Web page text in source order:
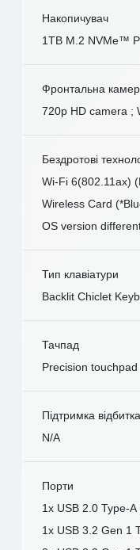
Накопичувач
1TB M.2 NVMe™
Фронтальна
720p HD camera ;
Бездротові
Wi-Fi 6(802.11ax)
Wireless Card
OS version
Тип клавіатури
Backlit Chiclet
Тачпад
Precision touchpad
Підтримка
N/A
Порти
1x USB 2.0 Type-
1x USB 3.2 Gen 1